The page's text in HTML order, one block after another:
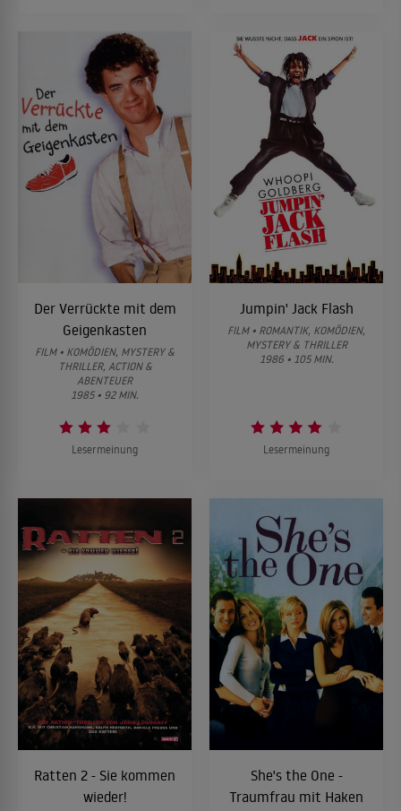
Der Verrückte mit dem
Geigenkasten
FILM • KOMÖDIEN, MYSTERY &
THRILLER, ACTION &
ABENTEUER
1985 • 92 MIN.
Lesermeinung
Jumpin' Jack Flash
FILM • ROMANTIK, KOMÖDIEN,
MYSTERY & THRILLER
1986 • 105 MIN.
Lesermeinung
Ratten 2 - Sie kommen
wieder!
She's the One -
Traumfrau mit Haken